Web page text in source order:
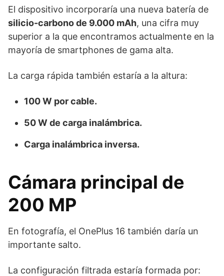
El dispositivo incorporaría una nueva batería de
silicio-carbono de 9.000 mAh, una cifra muy
superior a la que encontramos actualmente en la
mayoría de smartphones de gama alta.
La carga rápida también estaría a la altura:
100 W por cable.
50 W de carga inalámbrica.
Carga inalámbrica inversa.
Cámara principal de
200 MP
En fotografía, el OnePlus 16 también daría un
importante salto.
La configuración filtrada estaría formada por: